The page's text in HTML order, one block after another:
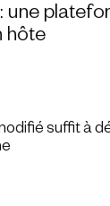
une
hôte
suffit à